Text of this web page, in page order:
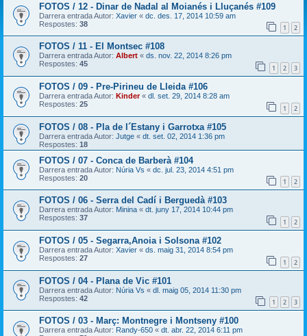
FOTOS / 12 - Dinar de Nadal al Moianés i Lluçanés #109
Darrera entrada Autor: Xavier « dc. des. 17, 2014 10:59 am
Respostes: 38 1 2
FOTOS / 11 - El Montsec #108
Darrera entrada Autor: Albert « ds. nov. 22, 2014 8:26 pm
Respostes: 45 1 2 3
FOTOS / 09 - Pre-Pirineu de Lleida #106
Darrera entrada Autor: Kinder« dl. set. 29, 2014 8:28 am
Respostes: 25 1 2
FOTOS / 08 - Pla de l´Estany i Garrotxa #105
Darrera entrada Autor: Jutge « dt. set. 02, 2014 1:36 pm
Respostes: 18
FOTOS / 07 - Conca de Barberà #104
Darrera entrada Autor: Núria Vs « dc. jul. 23, 2014 4:51 pm
Respostes: 20 1 2
FOTOS / 06 - Serra del Cadí i Berguedà #103
Darrera entrada Autor: Minina « dt. juny 17, 2014 10:44 pm
Respostes: 37 1 2
FOTOS / 05 - Segarra,Anoia i Solsona #102
Darrera entrada Autor: Xavier « ds. maig 31, 2014 8:54 pm
Respostes: 27 1 2
FOTOS / 04 - Plana de Vic #101
Darrera entrada Autor: Núria Vs « dl. maig 05, 2014 11:30 pm
Respostes: 42 1 2 3
FOTOS / 03 - Març: Montnegre i Montseny #100
Darrera entrada Autor: Randy-650 « dt. abr. 22, 2014 6:11 pm